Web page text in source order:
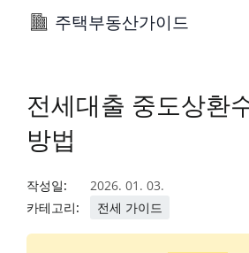
주택부동산가이드
전세대출 중도상환
방법
작성일:
2026. 01. 03.
카테고리:
전세 가이드